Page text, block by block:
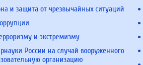
и защита от чрезвычайных ситуаций
и экстремизму
России на случай вооруженного
организацию